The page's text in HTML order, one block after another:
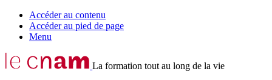
Accéder au contenu
Accéder au pied de page
Menu
La formation tout au long de la vie